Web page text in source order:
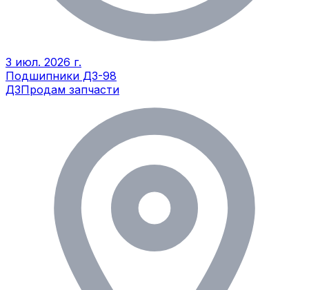
3 июл. 2026 г.
Подшипники ДЗ-98
ДЗПродам запчасти